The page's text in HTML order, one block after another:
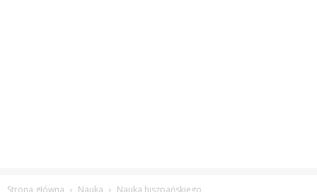
Strona główna Nauka Nauka hiszpańskiego